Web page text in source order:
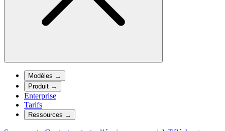
Modèles →
Produit →
Enterprise
Tarifs
Ressources →